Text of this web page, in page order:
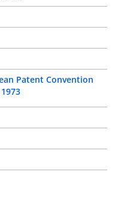
Patent Convention